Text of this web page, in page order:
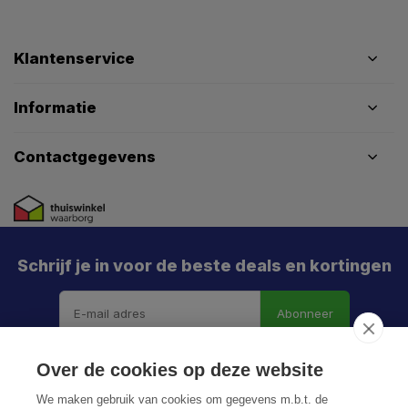
Klantenservice
Informatie
Contactgegevens
Schrijf je in voor de beste deals en kortingen
Abonneer
Over de cookies op deze website
We maken gebruik van cookies om gegevens m.b.t. de